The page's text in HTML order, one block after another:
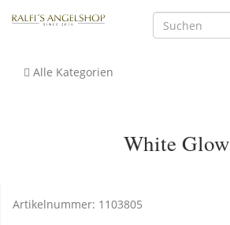
Alle Kategorien
White Glow
Artikelnummer: 1103805